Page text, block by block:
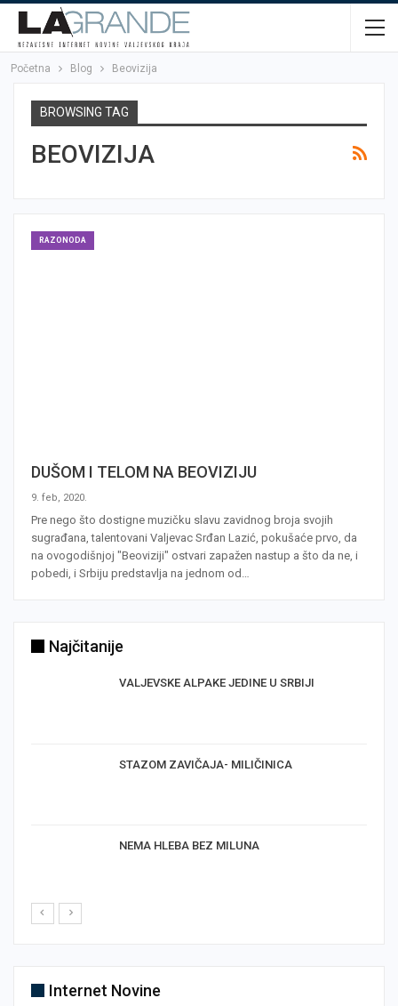
Početna Blog Beovizija
BROWSING TAG
BEOVIZIJA
RAZONODA
DUŠOM I TELOM NA BEOVIZIJU
9. feb, 2020.
Pre nego što dostigne muzičku slavu zavidnog broja svojih
sugrađana, talentovani Valjevac Srđan Lazić, pokušaće prvo, da
na ovogodišnjoj "Beoviziji" ostvari zapažen nastup a što da ne, i
pobedi, i Srbiju predstavlja na jednom od…
Najčitanije
VALJEVSKE ALPAKE JEDINE U SRBIJI
STAZOM ZAVIČAJA- MILIČINICA
NEMA HLEBA BEZ MILUNA
Internet Novine